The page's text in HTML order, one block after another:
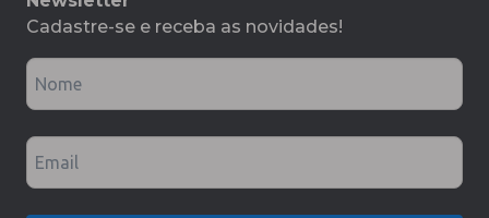
Cadastre-se e receba as novidades!
Nome
Email